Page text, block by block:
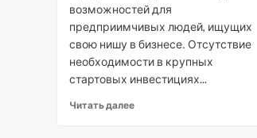
возможностей для
предприимчивых людей, ищущих
свою нишу в бизнесе․ Отсутствие
необходимости в крупных
стартовых инвестициях...
Читать далее